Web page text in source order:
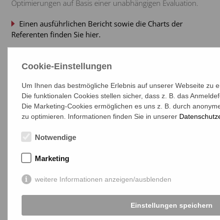
Optimierungen auf Basis einer unabhängigen Evaluation.
Einen ausführlichen Bericht sowie die Charts der
Referenten finden Sie hier.
Der 20. Eppendorfer Dialog:
„E-HEALTH-GESETZ: WAS KÖNNEN WIR VOM NEUEN
MEDIKATIONSPLAN ERWARTEN?“
Cookie-Einstellungen
Um Ihnen das bestmögliche Erlebnis auf unserer Webseite zu
Die funktionalen Cookies stellen sicher, dass z. B. das
Die Marketing-Cookies ermöglichen es uns z. B. durch
zu optimieren. Informationen finden Sie in unserer
Notwendige
Marketing
weitere Informationen anzeigen/ausblenden
Einstellungen speichern